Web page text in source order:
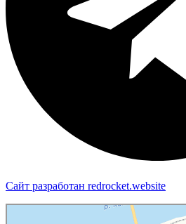
Сайт разработан redrocket.website
Пермь
Яндекс Карты — транспорт, навигация, поиск мест